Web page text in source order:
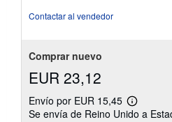
Contactar al vendedor
Comprar nuevo
EUR 23,12
Envío por EUR 15,45
Más
Se envía de Reino Unido a